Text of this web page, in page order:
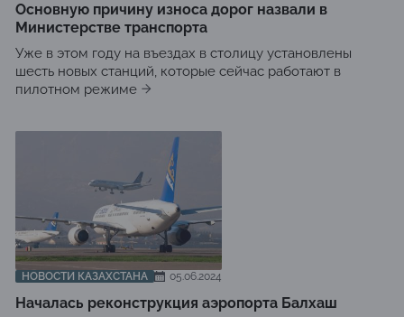
Основную причину износа дорог назвали в
Министерстве транспорта
Уже в этом году на въездах в столицу установлены
шесть новых станций, которые сейчас работают в
пилотном режиме
НОВОСТИ КАЗАХСТАНА 05.06.2024
Началась реконструкция аэропорта Балхаш